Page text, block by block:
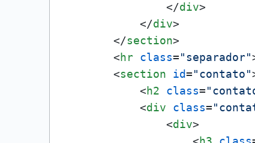
</div>
</div>
</section>
<hr class="separador"
<section id="contato"
<h2 class=
<div class=
<div>